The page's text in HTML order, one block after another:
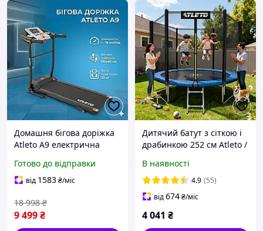
Домашня бігова доріжка
Atleto A9 електрична
амортизацією і тримачем
для пляшки / 12 пр+
Готово до відправки
від 1583₴/міс
9 499₴
18 998 ₴
Дитячий батут з сіткою і
драбинкою 252 см Atleto /
саду та активного
відпочинку
В наявності
4.9 (55)
від674₴/міс
4 041 ₴